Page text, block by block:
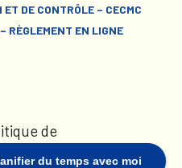
du temps avec moi
ET DE CONTRÔLE – CECMC
RÈGLEMENT EN LIGNE
de